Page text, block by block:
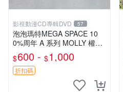
影視動漫CD專輯DVD 57
泡泡瑪特MEGA SPACE 10
0%周年 A 系列 MOLLY 權威
隱藏款 嚴選薄荷巧克力色 80
年代風味 權威推薦 合適收藏
$600 - $1,000
折扣碼